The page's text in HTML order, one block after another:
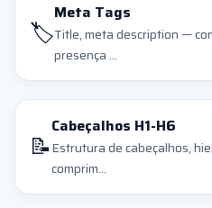
🏷️
Meta Tags
Title, meta description —
presença ...
📝
Cabeçalhos H1-H6
Estrutura de cabeçalhos,
comprim...